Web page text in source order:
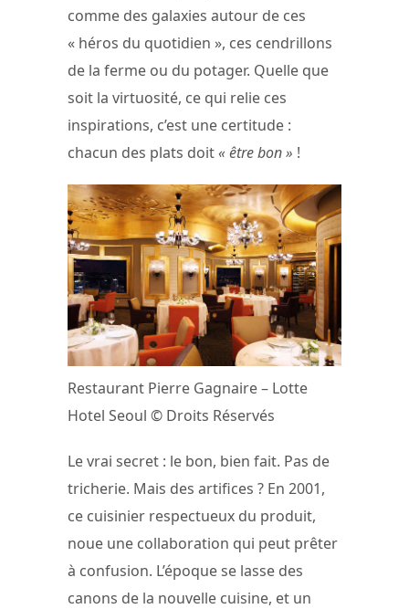
comme des galaxies autour de ces
« héros du quotidien », ces cendrillons
de la ferme ou du potager. Quelle que
soit la virtuosité, ce qui relie ces
inspirations, c’est une certitude :
chacun des plats doit« être bon » !
Restaurant Pierre Gagnaire – Lotte
Hotel Seoul © Droits Réservés
Le vrai secret : le bon, bien fait. Pas de
tricherie. Mais des artifices ? En 2001,
ce cuisinier respectueux du produit,
noue une collaboration qui peut prêter
à confusion. L’époque se lasse des
canons de la nouvelle cuisine, et un